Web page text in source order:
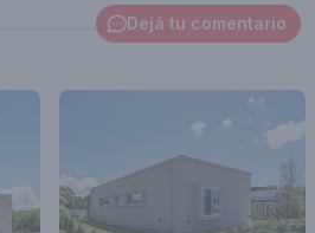
Dejá tu comentario